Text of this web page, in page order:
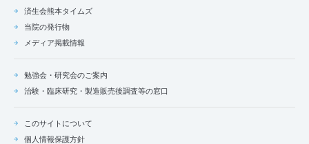
済生会熊本タイムズ
当院の発行物
メディア掲載情報
勉強会・研究会のご案内
治験・臨床研究・製造販売後調査等の窓口
このサイトについて
個人情報保護方針